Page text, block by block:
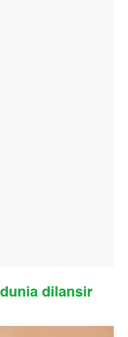
dilansir